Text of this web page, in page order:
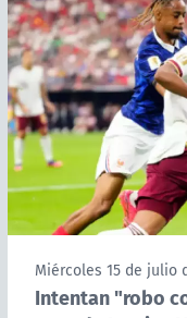
Miércoles 15 de julio
Intentan "robo